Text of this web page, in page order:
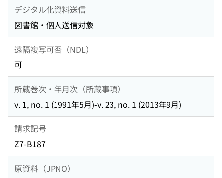
デジタル化資料送信
図書館・個人送信対象
遠隔複写可否（NDL）
可
所蔵巻次・年月次（所蔵事項）
v. 1, no. 1 (1991年5月)-v. 23, no. 1 (2013年9月)
請求記号
Z7-B187
原資料（JPNO）